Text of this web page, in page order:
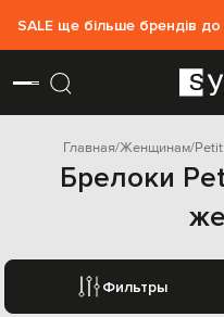
SALE ще більше брендів
Главная Женщинам
Брелоки
Фильтры